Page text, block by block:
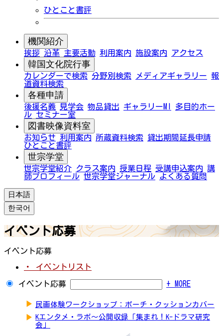
ひとこと書評
機関紹介
挨拶 沿革 主要活動 利用案内 施設案内 アクセス
韓国文化院行事
カレンダーで検索 分野別検索 メディアギャラリー 報
道資料検索
各種申請
後援名義 見学会 物品貸出 ギャラリーMI
多目的ホー
ル セミナー室
図書映像資料室
お知らせ 利用案内 所蔵資料検索
貸出期間延長申請
ひとこと書評
世宗学堂
世宗学堂紹介 クラス案内 授業日程 受講申込案内 講
師プロフィール 世宗学堂ジャーナル よくある質問
日本語
한국어
イベント応募
イベント応募
・ イベントリスト
イベント応募 + MORE
▶ 民画体験ワークショップ：ポーチ・クッションカバー
▶ Kエンタメ・ラボ～公開収録「集まれ！K-ドラマ研究
会」